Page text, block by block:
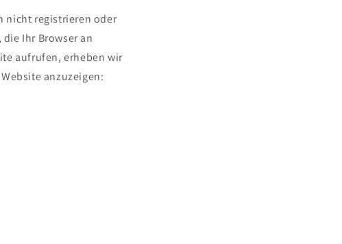
nicht registrieren oder
Ihr Browser an
aufrufen, erheben wir
anzuzeigen: